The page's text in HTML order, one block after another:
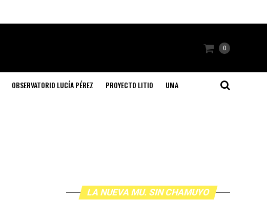
0
OBSERVATORIO LUCÍA PÉREZ PROYECTO LITIO UMA
LA NUEVA MU. SIN CHAMUYO